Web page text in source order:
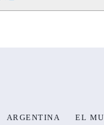
ARGENTINA EL